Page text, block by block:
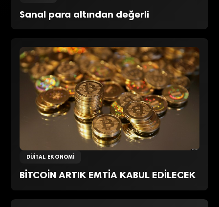
Sanal para altından değerli
DIJITAL EKONOMI
BİTCOİN ARTIK EMTİA KABUL EDİLECEK